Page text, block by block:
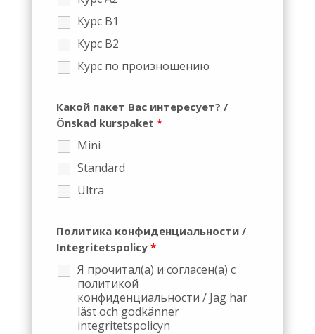
Курс В1
Курс В2
Курс по произношению
Какой пакет Вас интересует? /
Önskad kurspaket *
Mini
Standard
Ultra
Политика конфиденциальности /
Integritetspolicy *
Я прочитал(а) и согласен(а) с
политикой
конфиденциальности / Jag har
läst och godkänner
integritetspolicyn